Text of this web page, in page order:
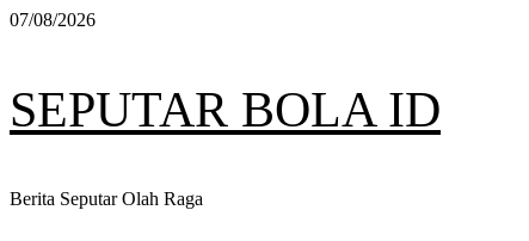
Skip
07/08/2026
SEPUTAR BOLA ID
Berita Seputar Olah Raga